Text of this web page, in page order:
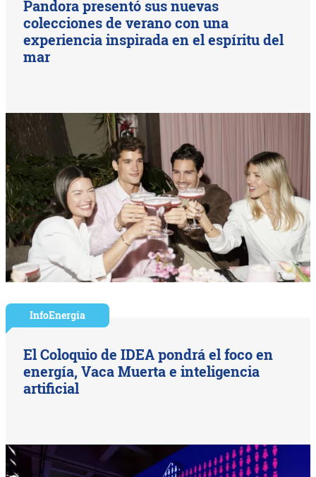
Pandora presentó sus nuevas
colecciones de verano con una
experiencia inspirada en el espíritu del
mar
InfoEnergía
El Coloquio de IDEA pondrá el foco en
energía, Vaca Muerta e inteligencia
artificial